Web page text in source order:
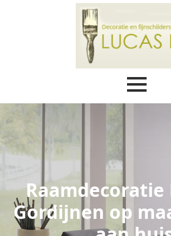
Raamdecoratie
Gordijnen op